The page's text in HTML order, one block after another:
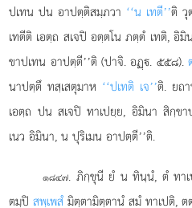
ปเทน ปน อาปตฺติสมฺภวา ‘‘น เทตี’’ติ วุ
เทตีติ เอตฺถ สเจปิ อตฺตโน ภตฺตํ เทติ, อิ
ขาปเทน อาปตฺตี’’ติ (ปาจิ. อฏฺ. ๕๕๘).
นาปตฺตึ ทสฺเสตุมาห ‘‘ปเทติ เจ’’ติ. ยถ
เอตฺถ ปน สเจปิ ทาเปยฺย, อิมินา สิกฺข
เนว อิมินา, น ปุริเมน อาปตฺตี’’ติ.
๑๘๔๗. ภิกฺขุนี ยํ น ทินฺนํ, ตํ ทา
ตมฺปิสพฺเพสํ มิตฺตามิตฺตานํ สมํ ทาเปติ,